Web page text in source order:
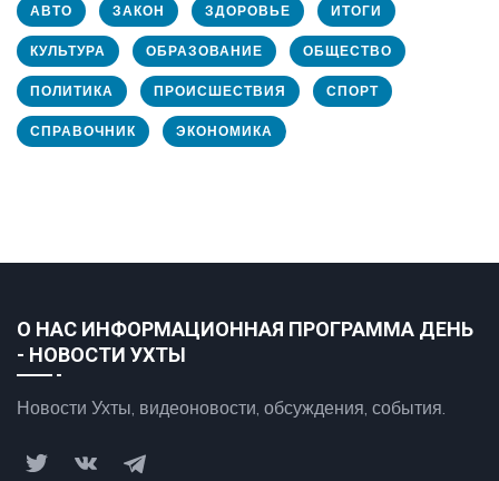
АВТО ЗАКОН ЗДОРОВЬЕ ИТОГИ
КУЛЬТУРА ОБРАЗОВАНИЕ ОБЩЕСТВО
ПОЛИТИКА ПРОИСШЕСТВИЯ СПОРТ
СПРАВОЧНИК ЭКОНОМИКА
О НАС ИНФОРМАЦИОННАЯ ПРОГРАММА ДЕНЬ
- НОВОСТИ УХТЫ
Новости Ухты, видеоновости, обсуждения, события.